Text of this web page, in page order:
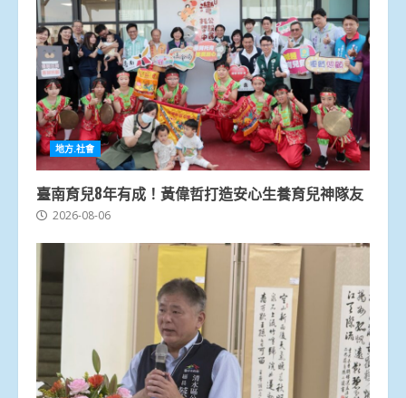
地方.社會
臺南育兒8年有成！黃偉哲打造安心生養育兒神隊友
2026-08-06